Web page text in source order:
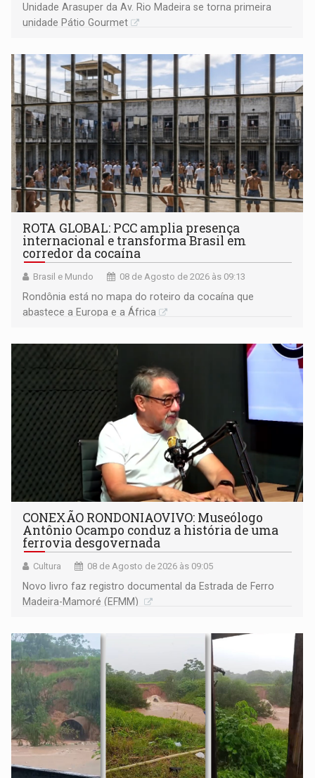
Unidade Arasuper da Av. Rio Madeira se torna primeira
unidade Pátio Gourmet
ROTA GLOBAL: PCC amplia presença
internacional e transforma Brasil em
corredor da cocaína
Brasil e Mundo 08 de Agosto de 2026 às 09:13
Rondônia está no mapa do roteiro da cocaína que
abastece a Europa e a África
CONEXÃO RONDONIAOVIVO: Museólogo
Antônio Ocampo conduz a história de uma
ferrovia desgovernada
Cultura 08 de Agosto de 2026 às 09:05
Novo livro faz registro documental da Estrada de Ferro
Madeira-Mamoré (EFMM)